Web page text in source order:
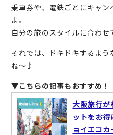
乗車券や、電鉄ごとにキャン
よ。
自分の旅のスタイルに合わせ
それでは、ドキドキするよ
ね～♪
▼こちらの記事もおすすめ！
大阪旅行が
ットをお
ョイエコ